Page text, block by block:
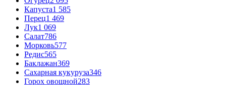
Капуста1 585
Перец1 469
Лук1 069
Салат786
Морковь577
Редис565
Баклажан369
Сахарная кукуруза346
Горох овощной283